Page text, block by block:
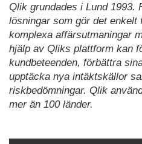
Qlik grundades i Lund 1993.
lösningar som gör det enkelt
komplexa affärsutmaningar
hjälp av Qliks plattform kan
kundbeteenden, förbättra
upptäcka nya intäktskällor
riskbedömningar. Qlik
mer än 100 länder.